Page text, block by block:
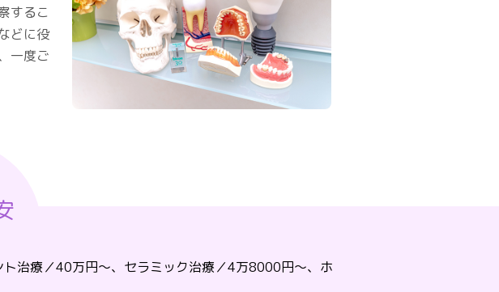
するこ
どに役
一度ご
治療／40万円～、セラミック治療／4万8000円～、ホ